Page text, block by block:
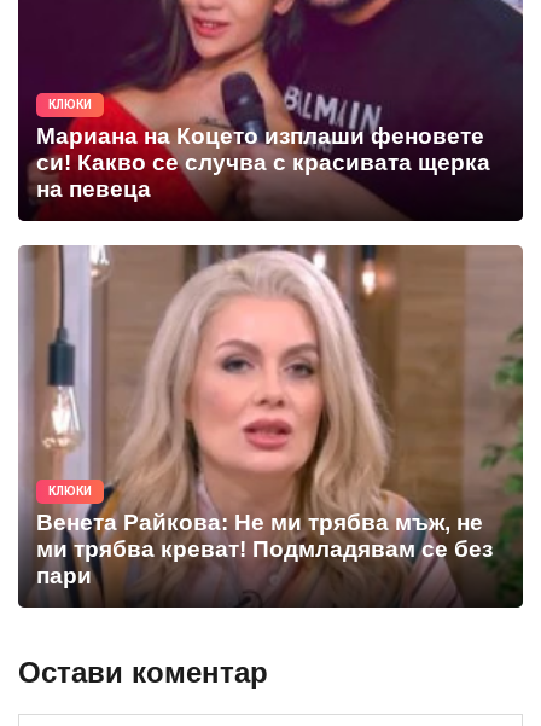
КЛЮКИ
Мариана на Коцето изплаши феновете
си! Какво се случва с красивата щерка
на певеца
КЛЮКИ
Венета Райкова: Не ми трябва мъж, не
ми трябва креват! Подмладявам се без
пари
Остави коментар